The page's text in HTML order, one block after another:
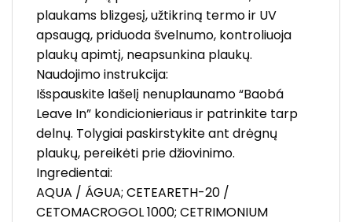
plaukams blizgesį, užtikriną termo ir UV
apsaugą, priduoda švelnumo, kontroliuoja
plaukų apimtį, neapsunkina plaukų.
Naudojimo instrukcija:
Išspauskite lašelį nenuplaunamo “Baobá
Leave In” kondicionieriaus ir patrinkite tarp
delnų. Tolygiai paskirstykite ant drėgnų
plaukų, pereikėti prie džiovinimo.
Ingredientai:
AQUA / ÁGUA; CETEARETH-20 /
CETOMACROGOL 1000; CETRIMONIUM